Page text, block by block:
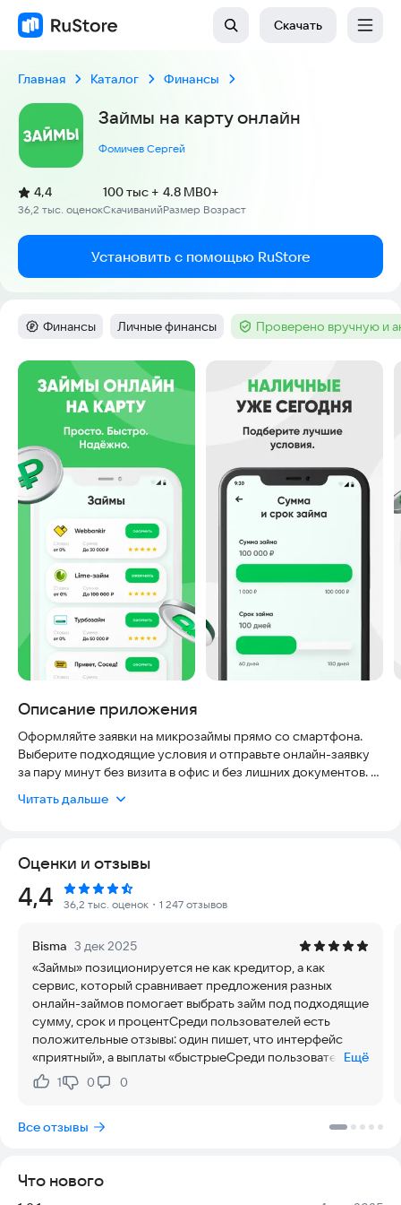
Скачать
Главная Каталог Финансы
Займы на карту онлайн
Фомичев Сергей
Рейтинг:
4,4
(
36,2 тыс. оценок
)
Скачиваний
100 тыс +
Размер
4.8 MB
Возраст
0+
Установить с помощью RuStore
Категория:
Финансы Тег:
Личные финансы Тег :Проверено вручную и
Скриншоты
Описание приложения
Оформляйте заявки на микрозаймы прямо со смартфона.
Выберите подходящие условия и отправьте онлайн-заявку
за пару минут без визита в офис и без лишних документов.
Приложение позволяет быстро подобрать предложения от
Что вы получаете:
Онлайн-подбор займов на карту 24/7
Возможность подать несколько заявок одновременно
Доступ к предложениям от проверенных партнёров
Прозрачные условия без скрытых комиссий
Без справок, визитов в офис и бумажной волокиты
Партнёры приложения:
Zaymer, Webbankir, Екапуста, MoneyMan, Vivus,
OneClickMoney, Ezaem и другие МФО.
Список регулярно обновляется — доступно более 20
компаний.
📝 Условия предоставления займа:
Читать дальше
Оценки и отзывы
Рейтинг:
4,4 36,2 тыс. оценок ・1 247 отзывов
Bisma 3 дек 2025
«Займы» позиционируется не как кредитор, а как
сервис, который сравнивает предложения разных
онлайн-займов помогает выбрать займ под подходящие
сумму, срок и процентСреди пользователей есть
положительные отзывы: один пишет, что интерфейс
«приятный», а выплаты «быстрыеСреди пользователей
есть положительные отзывы: один пишет, что
Ещё
Нравится:
1Не нравится:
0 0
Все отзывы
Что нового